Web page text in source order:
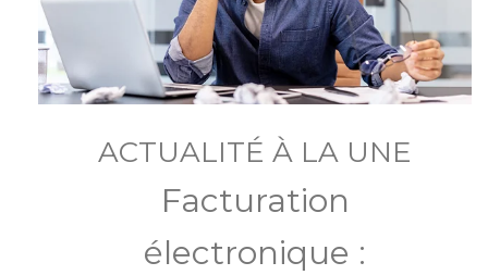
ACTUALITÉ À LA UNE
Facturation
électronique :